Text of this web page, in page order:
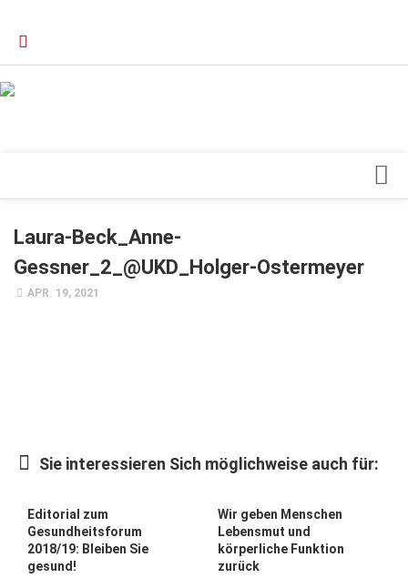
Forschung
Zahn, Mund, Kiefer
Allgemein
Sehen
Laura-Beck_Anne-
Gessner_2_@UKD_Holger-Ostermeyer
APR. 19, 2021
Sie interessieren Sich möglichweise auch für:
Editorial zum
Gesundheitsforum
2018/19: Bleiben Sie
gesund!
Wir geben Menschen
Lebens­mut und
körperliche Funktion
zurück